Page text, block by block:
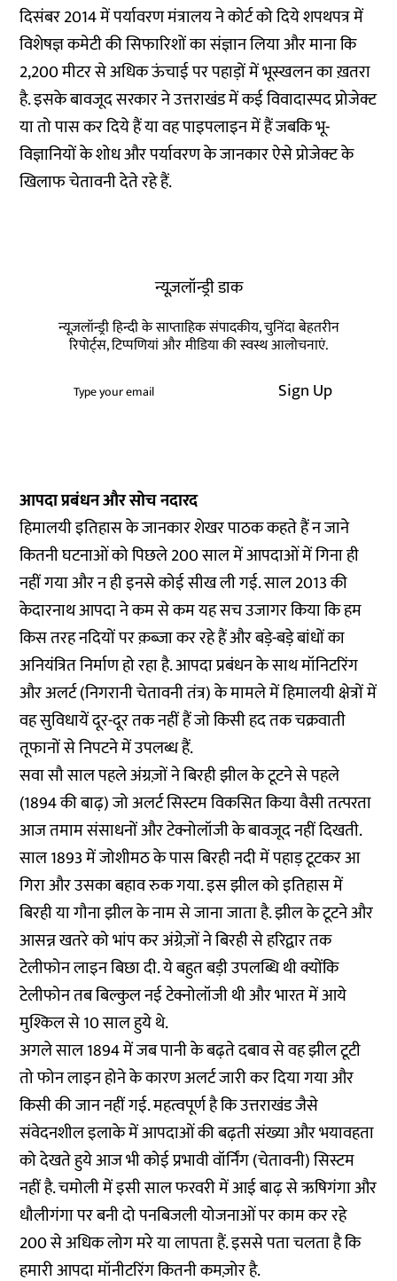
दिसंबर 2014 में पर्यावरण मंत्रालय ने कोर्ट को दिये शपथपत्र में
विशेषज्ञ कमेटी की सिफारिशों का संज्ञान लिया और माना कि
2,200 मीटर से अधिक ऊंचाई पर पहाड़ों में भूस्खलन का ख़तरा
है. इसके बावजूद सरकार ने उत्तराखंड में कई विवादास्पद प्रोजेक्ट
या तो पास कर दिये हैं या वह पाइपलाइन में हैं जबकि भू-
विज्ञानियों के शोध और पर्यावरण के जानकार ऐसे प्रोजेक्ट के
खिलाफ चेतावनी देते रहे हैं.
न्यूज़लॉन्ड्री डाक
न्यूज़लॉन्ड्री हिन्दी के साप्ताहिक संपादकीय, चुनिंदा बेहतरीन
रिपोर्ट्स, टिप्पणियां और मीडिया की स्वस्थ आलोचनाएं.
Sign Up
आपदा प्रबंधन और सोच नदारद
हिमालयी इतिहास के जानकार शेखर पाठक कहते हैं न जाने
कितनी घटनाओं को पिछले 200 साल में आपदाओं में गिना ही
नहीं गया और न ही इनसे कोई सीख ली गई. साल 2013 की
केदारनाथ आपदा ने कम से कम यह सच उजागर किया कि हम
किस तरह नदियों पर क़ब्ज़ा कर रहे हैं और बड़े-बड़े बांधों का
अनियंत्रित निर्माण हो रहा है. आपदा प्रबंधन के साथ मॉनिटरिंग
और अलर्ट (निगरानी चेतावनी तंत्र) के मामले में हिमालयी क्षेत्रों में
वह सुविधायें दूर-दूर तक नहीं हैं जो किसी हद तक चक्रवाती
तूफानों से निपटने में उपलब्ध हैं.
सवा सौ साल पहले अंग्रज़ों ने बिरही झील के टूटने से पहले
(1894 की बाढ़) जो अलर्ट सिस्टम विकसित किया वैसी तत्परता
आज तमाम संसाधनों और टेक्नोलॉजी के बावजूद नहीं दिखती.
साल 1893 में जोशीमठ के पास बिरही नदी में पहाड़ टूटकर आ
गिरा और उसका बहाव रुक गया. इस झील को इतिहास में
बिरही या गौना झील के नाम से जाना जाता है. झील के टूटने और
आसन्न खतरे को भांप कर अंग्रेज़ों ने बिरही से हरिद्वार तक
टेलीफोन लाइन बिछा दी. ये बहुत बड़ी उपलब्धि थी क्योंकि
टेलीफोन तब बिल्कुल नई टेक्नोलॉजी थी और भारत में आये
मुश्किल से 10 साल हुये थे.
अगले साल 1894 में जब पानी के बढ़ते दबाव से वह झील टूटी
तो फोन लाइन होने के कारण अलर्ट जारी कर दिया गया और
किसी की जान नहीं गई. महत्वपूर्ण है कि उत्तराखंड जैसे
संवेदनशील इलाके में आपदाओं की बढ़ती संख्या और भयावहता
को देखते हुये आज भी कोई प्रभावी वॉर्निंग (चेतावनी) सिस्टम
नहीं है. चमोली में इसी साल फरवरी में आई बाढ़ से ऋषिगंगा और
धौलीगंगा पर बनी दो पनबिजली योजनाओं पर काम कर रहे
200 से अधिक लोग मरे या लापता हैं. इससे पता चलता है कि
हमारी आपदा मॉनीटरिंग कितनी कमज़ोर है.